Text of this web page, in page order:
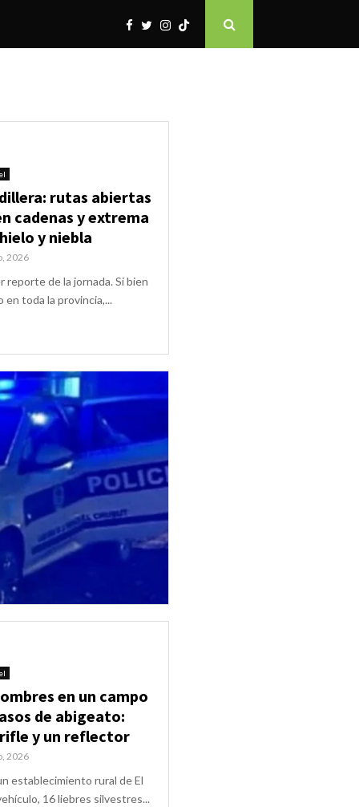
rutas abiertas
cadenas y extrema
y niebla
2026
reporte de la jornada. Si bien
toda la provincia,...
en un campo
de abigeato:
y un reflector
2026
establecimiento rural de El
16 liebres silvestres...